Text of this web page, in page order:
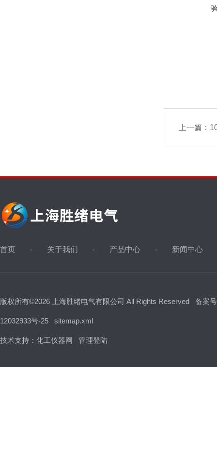
上一篇：
首页 关于我们 产品中心 新闻中心
版权所有©2026 上海胜绪电气有限公司 All Rights Reserved 备案
12032933号-25 sitemap.xml
技术支持： 化工仪器网 管理登陆